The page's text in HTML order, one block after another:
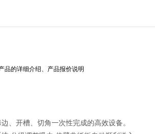
品的详细介绍、产品报价说明
、开槽、切角一次性完成的高效设备。